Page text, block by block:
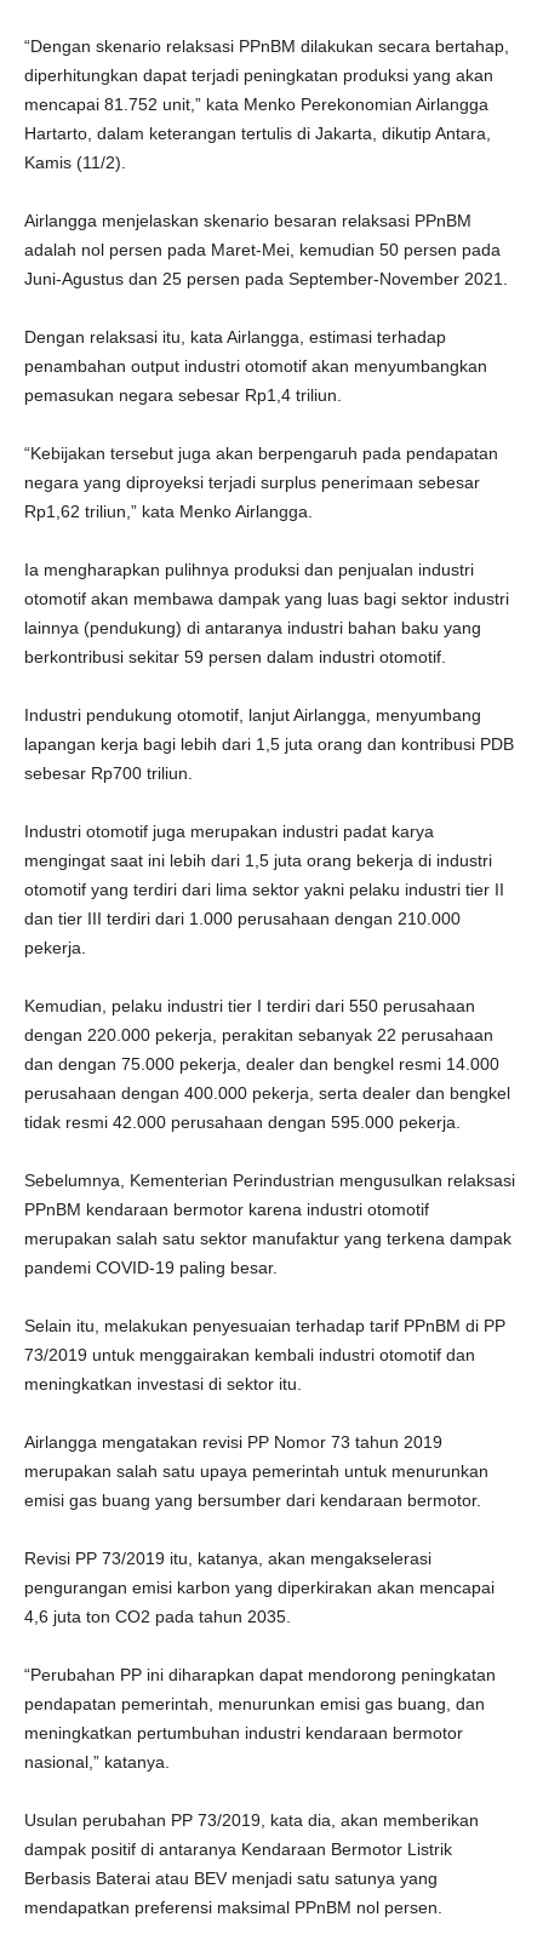
“Dengan skenario relaksasi PPnBM dilakukan secara bertahap,
diperhitungkan dapat terjadi peningkatan produksi yang akan
mencapai 81.752 unit,” kata Menko Perekonomian Airlangga
Hartarto, dalam keterangan tertulis di Jakarta, dikutip Antara,
Kamis (11/2).
Airlangga menjelaskan skenario besaran relaksasi PPnBM
adalah nol persen pada Maret-Mei, kemudian 50 persen pada
Juni-Agustus dan 25 persen pada September-November 2021.
Dengan relaksasi itu, kata Airlangga, estimasi terhadap
penambahan output industri otomotif akan menyumbangkan
pemasukan negara sebesar Rp1,4 triliun.
“Kebijakan tersebut juga akan berpengaruh pada pendapatan
negara yang diproyeksi terjadi surplus penerimaan sebesar
Rp1,62 triliun,” kata Menko Airlangga.
Ia mengharapkan pulihnya produksi dan penjualan industri
otomotif akan membawa dampak yang luas bagi sektor industri
lainnya (pendukung) di antaranya industri bahan baku yang
berkontribusi sekitar 59 persen dalam industri otomotif.
Industri pendukung otomotif, lanjut Airlangga, menyumbang
lapangan kerja bagi lebih dari 1,5 juta orang dan kontribusi PDB
sebesar Rp700 triliun.
Industri otomotif juga merupakan industri padat karya
mengingat saat ini lebih dari 1,5 juta orang bekerja di industri
otomotif yang terdiri dari lima sektor yakni pelaku industri tier II
dan tier III terdiri dari 1.000 perusahaan dengan 210.000
pekerja.
Kemudian, pelaku industri tier I terdiri dari 550 perusahaan
dengan 220.000 pekerja, perakitan sebanyak 22 perusahaan
dan dengan 75.000 pekerja, dealer dan bengkel resmi 14.000
perusahaan dengan 400.000 pekerja, serta dealer dan bengkel
tidak resmi 42.000 perusahaan dengan 595.000 pekerja.
Sebelumnya, Kementerian Perindustrian mengusulkan relaksasi
PPnBM kendaraan bermotor karena industri otomotif
merupakan salah satu sektor manufaktur yang terkena dampak
pandemi COVID-19 paling besar.
Selain itu, melakukan penyesuaian terhadap tarif PPnBM di PP
73/2019 untuk menggairakan kembali industri otomotif dan
meningkatkan investasi di sektor itu.
Airlangga mengatakan revisi PP Nomor 73 tahun 2019
merupakan salah satu upaya pemerintah untuk menurunkan
emisi gas buang yang bersumber dari kendaraan bermotor.
Revisi PP 73/2019 itu, katanya, akan mengakselerasi
pengurangan emisi karbon yang diperkirakan akan mencapai
4,6 juta ton CO2 pada tahun 2035.
“Perubahan PP ini diharapkan dapat mendorong peningkatan
pendapatan pemerintah, menurunkan emisi gas buang, dan
meningkatkan pertumbuhan industri kendaraan bermotor
nasional,” katanya.
Usulan perubahan PP 73/2019, kata dia, akan memberikan
dampak positif di antaranya Kendaraan Bermotor Listrik
Berbasis Baterai atau BEV menjadi satu satunya yang
mendapatkan preferensi maksimal PPnBM nol persen.